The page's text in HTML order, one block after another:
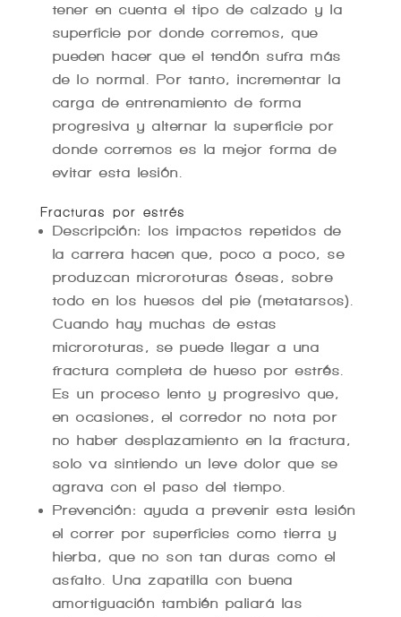
tener en cuenta el tipo de calzado y la
superficie por donde corremos, que
pueden hacer que el tendón sufra más
de lo normal. Por tanto, incrementar la
carga de entrenamiento de forma
progresiva y alternar la superficie por
donde corremos es la mejor forma de
evitar esta lesión.
Fracturas por estrés
Descripción: los impactos repetidos de
la carrera hacen que, poco a poco, se
produzcan microroturas óseas, sobre
todo en los huesos del pie (metatarsos).
Cuando hay muchas de estas
microroturas, se puede llegar a una
fractura completa de hueso por estrés.
Es un proceso lento y progresivo que,
en ocasiones, el corredor no nota por
no haber desplazamiento en la fractura,
solo va sintiendo un leve dolor que se
agrava con el paso del tiempo.
Prevención: ayuda a prevenir esta lesión
el correr por superficies como tierra y
hierba, que no son tan duras como el
asfalto. Una zapatilla con buena
amortiguación también paliará las